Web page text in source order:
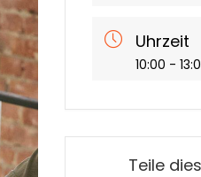
Uhrzeit
10:00 -
Teile